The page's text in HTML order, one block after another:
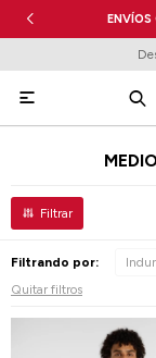
ENVÍOS

Filtrando por:
Quitar filtros